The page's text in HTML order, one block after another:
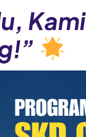
Kami